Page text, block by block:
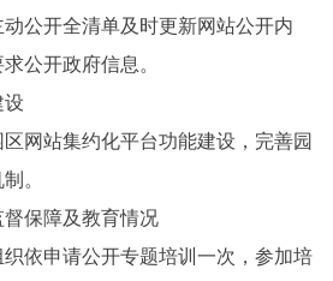
开全清单及时更新网站公开内
公开政府信息。
站集约化平台功能建设，完善园
。
保障及教育情况
织依申请公开专题培训一次，参加培